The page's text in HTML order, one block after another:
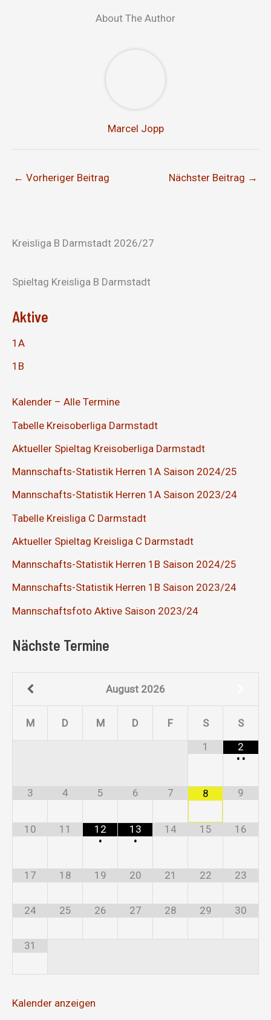
About The Author
Marcel Jopp
← Vorheriger Beitrag Nächster Beitrag →
Kreisliga B Darmstadt 2026/27
Spieltag Kreisliga B Darmstadt
Aktive
1A
1B
Kalender – Alle Termine
Tabelle Kreisoberliga Darmstadt
Aktueller Spieltag Kreisoberliga Darmstadt
Mannschafts-Statistik Herren 1A Saison 2024/25
Mannschafts-Statistik Herren 1A Saison 2023/24
Tabelle Kreisliga C Darmstadt
Aktueller Spieltag Kreisliga C Darmstadt
Mannschafts-Statistik Herren 1B Saison 2024/25
Mannschafts-Statistik Herren 1B Saison 2023/24
Mannschaftsfoto Aktive Saison 2023/24
Nächste Termine
August 2026
M D M D F S
S
1
2
• •
3 4 5 6 7 8 9
10 11
12
•
13
•
14 15 16
17 18 19 20 21 22 23
24 25 26 27 28 29 30
31
Kalender anzeigen